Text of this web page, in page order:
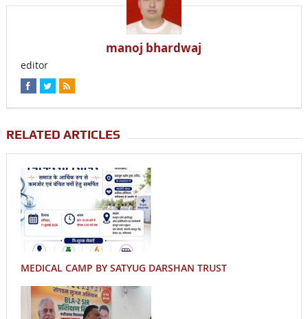
manoj bhardwaj
editor
RELATED ARTICLES
MEDICAL CAMP BY SATYUG DARSHAN TRUST